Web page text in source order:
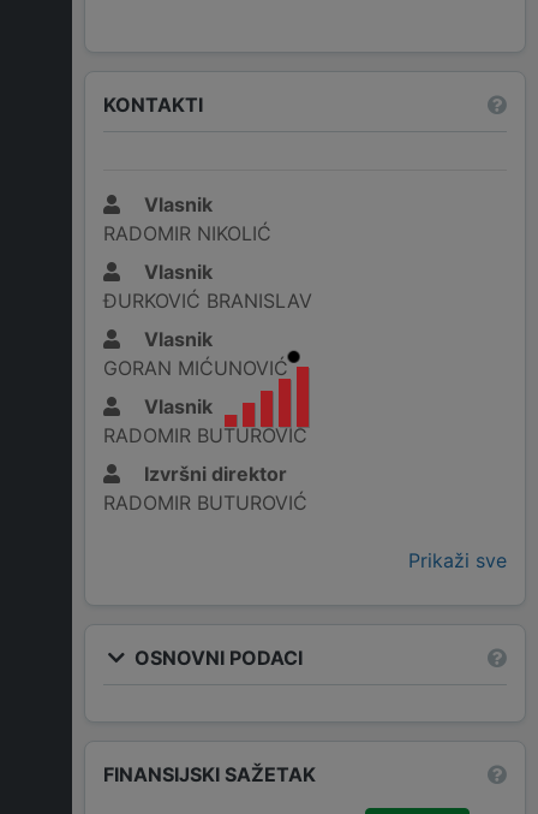
KONTAKTI
Vlasnik
RADOMIR NIKOLIĆ
Vlasnik
ĐURKOVIĆ BRANISLAV
Vlasnik
GORAN MIĆUNOVIĆ
Vlasnik
RADOMIR BUTUROVIĆ
Izvršni direktor
RADOMIR BUTUROVIĆ
Prikaži sve
OSNOVNI PODACI
FINANSIJSKI SAŽETAK